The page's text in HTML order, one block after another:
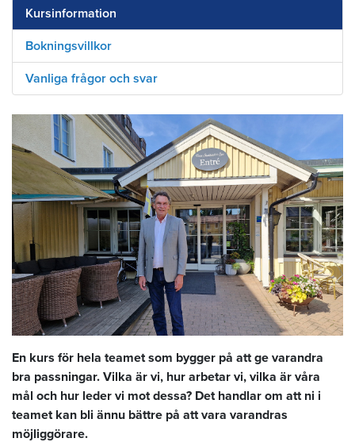
Kursinformation
Bokningsvillkor
Vanliga frågor och svar
En kurs för hela teamet som bygger på att ge varandra
bra passningar. Vilka är vi, hur arbetar vi, vilka är våra
mål och hur leder vi mot dessa? Det handlar om att ni i
teamet kan bli ännu bättre på att vara varandras
möjliggörare.